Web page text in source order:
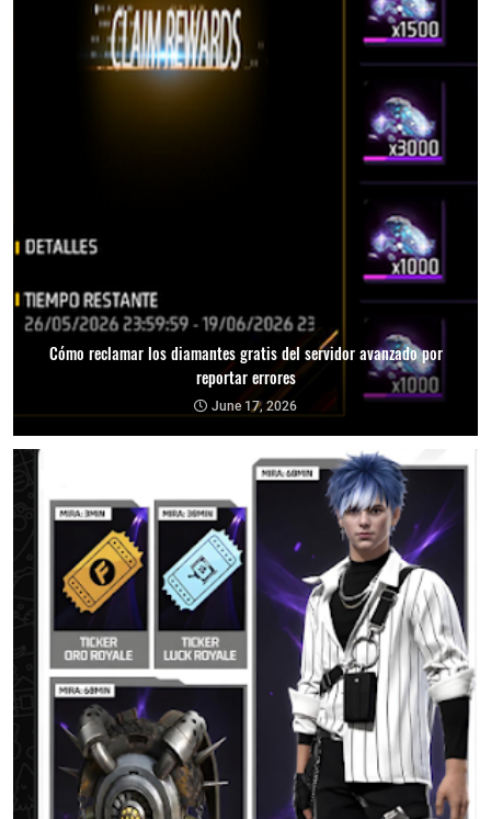
Cómo reclamar los diamantes gratis del servidor avanzado por
reportar errores
June 17, 2026